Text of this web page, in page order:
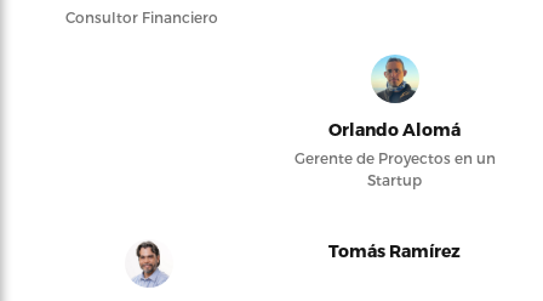
Consultor Financiero
Orlando Alomá
Gerente de Proyectos en un
Startup
Tomás Ramírez